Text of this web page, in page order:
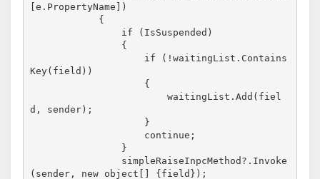
[e.PropertyName])
Key(field))
                        waitingList.Add(fiel
d, sender);
(sender, new object[] {field});